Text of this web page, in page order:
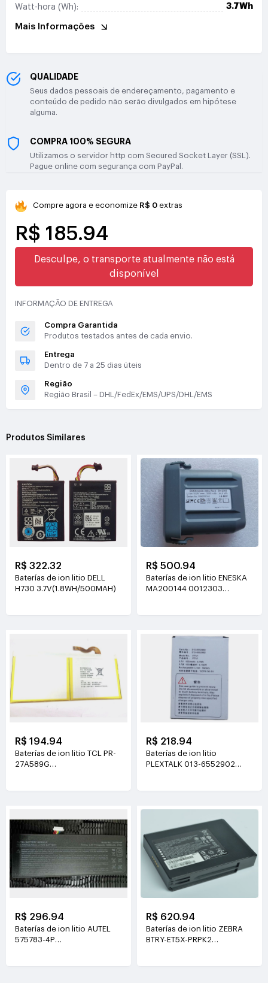
Watt-hora (Wh): 3.7Wh
Mais Informações
QUALIDADE
Seus dados pessoais de endereçamento, pagamento e
conteúdo de pedido não serão divulgados em hipótese
alguma.
COMPRA 100% SEGURA
Utilizamos o servidor http com Secured Socket Layer (SSL).
Pague online com segurança com PayPal.
Compre agora e economize R$ 0 extras
R$ 185.94
Desculpe, o transporte atualmente não está
disponível
INFORMAÇÃO DE ENTREGA
Compra Garantida
Produtos testados antes de cada envio.
Entrega
Dentro de 7 a 25 dias úteis
Região
Região Brasil – DHL/FedEx/EMS/UPS/DHL/EMS
Produtos Similares
R$ 322.32
Baterías de ion litio DELL
H730 3.7V(1.8WH/500MAH)
R$ 500.94
Baterías de ion litio ENESKA
MA200144 0012303
R$ 194.94
Baterías de ion litio TCL PR-
27A589G
R$ 218.94
Baterías de ion litio
PLEXTALK 013-6552902
R$ 296.94
Baterías de ion litio AUTEL
575783-4P
R$ 620.94
Baterías de ion litio ZEBRA
BTRY-ET5X-PRPK2